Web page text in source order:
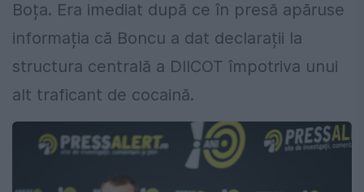
Boța. Era imediat după ce în presă apăruse
informația că Boncu a dat declarații la
structura centrală a DIICOT împotriva unui
alt traficant de cocaină.